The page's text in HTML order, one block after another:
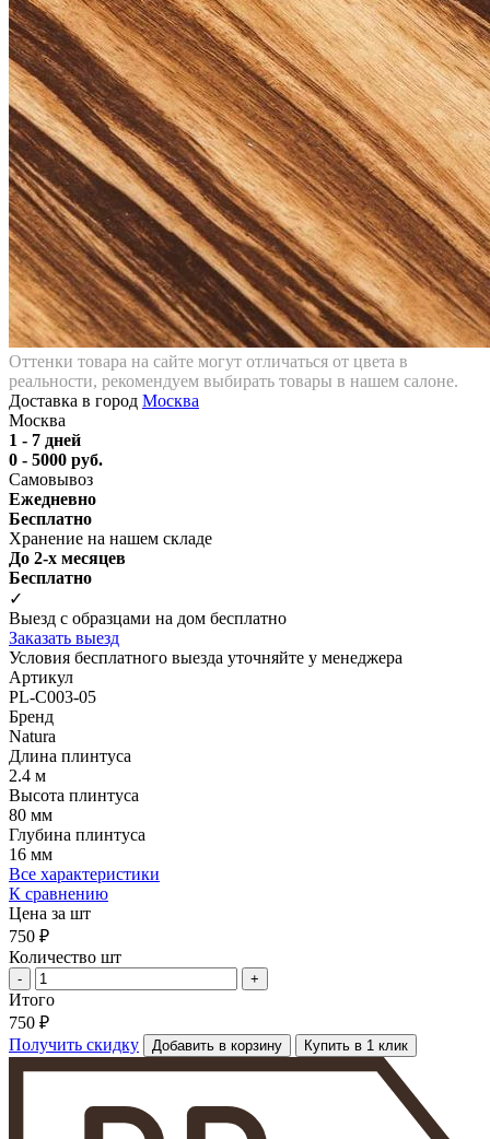
Оттенки товара на сайте могут отличаться от цвета в
реальности, рекомендуем выбирать товары в нашем салоне.
Доставка в город Москва
Москва
1 - 7 дней
0 - 5000 руб.
Самовывоз
Ежедневно
Бесплатно
Хранение на нашем складе
До 2-х месяцев
Бесплатно
✓
Выезд с образцами на дом бесплатно
Заказать выезд
Условия бесплатного выезда уточняйте у менеджера
Артикул
PL-C003-05
Бренд
Natura
Длина плинтуса
2.4 м
Высота плинтуса
80 мм
Глубина плинтуса
16 мм
Все характеристики
К сравнению
Цена за шт
750 ₽
Количество шт
- +
Итого
750 ₽
Получить скидку
Добавить в корзину Купить в 1 клик